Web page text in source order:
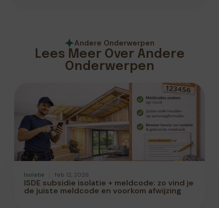
Andere Onderwerpen
Lees Meer Over Andere
Onderwerpen
Isolatie feb 12, 2026
ISDE subsidie isolatie + meldcode: zo vind je
de juiste meldcode en voorkom afwijzing